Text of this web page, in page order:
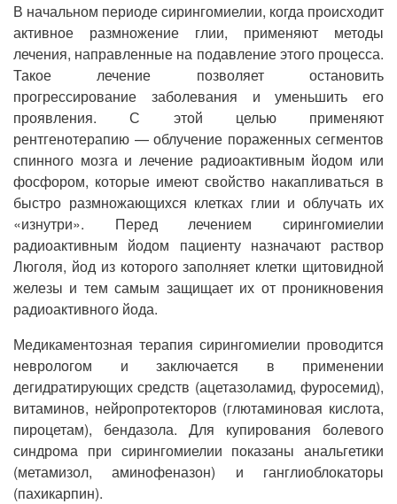
В начальном периоде сирингомиелии, когда происходит
активное размножение глии, применяют методы
лечения, направленные на подавление этого процесса.
Такое лечение позволяет остановить
прогрессирование заболевания и уменьшить его
проявления. С этой целью применяют
рентгенотерапию — облучение пораженных сегментов
спинного мозга и лечение радиоактивным йодом или
фосфором, которые имеют свойство накапливаться в
быстро размножающихся клетках глии и облучать их
«изнутри». Перед лечением сирингомиелии
радиоактивным йодом пациенту назначают раствор
Люголя, йод из которого заполняет клетки щитовидной
железы и тем самым защищает их от проникновения
радиоактивного йода.
Медикаментозная терапия сирингомиелии проводится
неврологом и заключается в применении
дегидратирующих средств (ацетазоламид, фуросемид),
витаминов, нейропротекторов (глютаминовая кислота,
пироцетам), бендазола. Для купирования болевого
синдрома при сирингомиелии показаны анальгетики
(метамизол, аминофеназон) и ганглиоблокаторы
(пахикарпин).